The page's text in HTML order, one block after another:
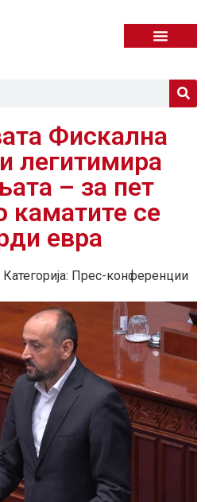
Фискална
легитимира
– за пет
каматите се
евра
Категорија: Прес-конференции